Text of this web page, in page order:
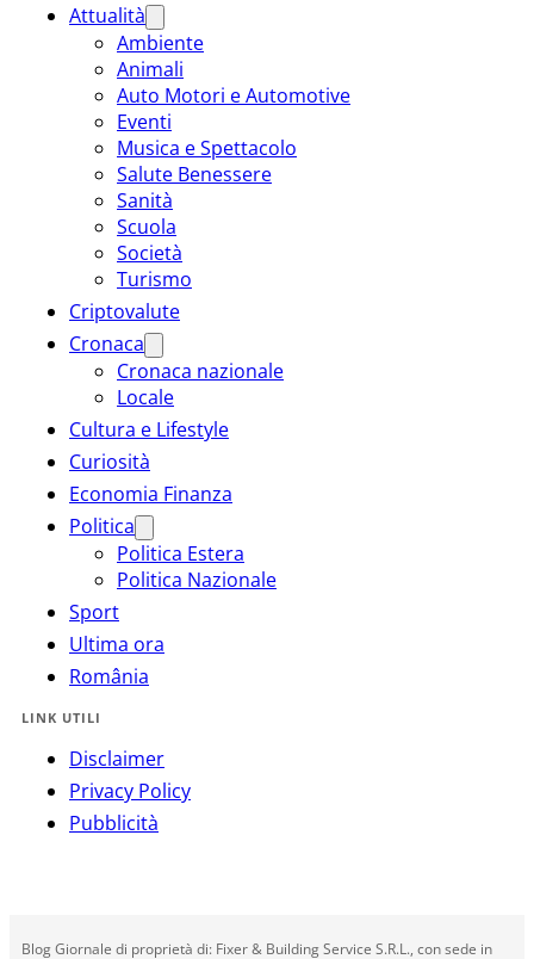
Attualità
Ambiente
Animali
Auto Motori e Automotive
Eventi
Musica e Spettacolo
Salute Benessere
Sanità
Scuola
Società
Turismo
Criptovalute
Cronaca
Cronaca nazionale
Locale
Cultura e Lifestyle
Curiosità
Economia Finanza
Politica
Politica Estera
Politica Nazionale
Sport
Ultima ora
România
LINK UTILI
Disclaimer
Privacy Policy
Pubblicità
Blog Giornale di proprietà di: Fixer & Building Service S.R.L., con sede in